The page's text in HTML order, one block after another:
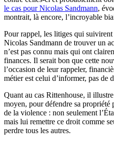
le cas pour Nicolas Sandmann,
montrait, là encore, l’incroyable
Pour rappel, les litiges qui
Nicolas Sandmann de trouver un
n’est pas connu mais qui ont
finances. Il serait bon que cette
l’occasion de leur rappeler,
métier est celui d’informer, pas de
Quant au cas Rittenhouse, il
moyen, pour défendre sa propriété
de la violence : non seulement
mais lui remettre ce droit comme
perdre tous les autres.